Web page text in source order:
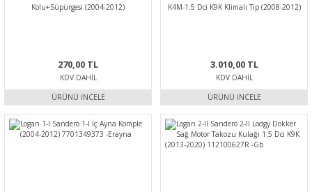
Kolu+Süpürgesi (2004-2012)
270,00 TL
KDV DAHIL
ÜRÜNÜ İNCELE
K4M-1.5 Dci K9K Klimalı Tip (2008-2012)
3.010,00 TL
KDV DAHIL
ÜRÜNÜ İNCELE